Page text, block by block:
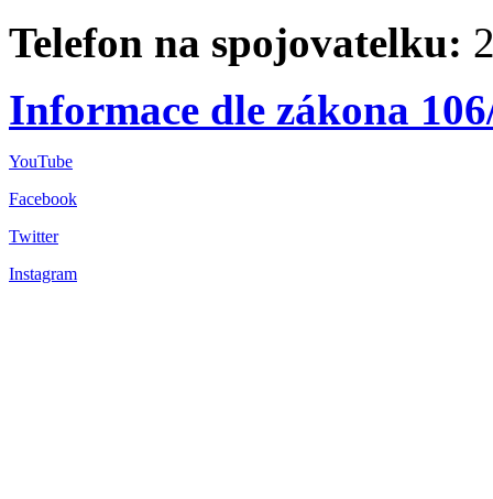
Telefon na spojovatelku:
Informace dle zákona
YouTube
Facebook
Twitter
Instagram